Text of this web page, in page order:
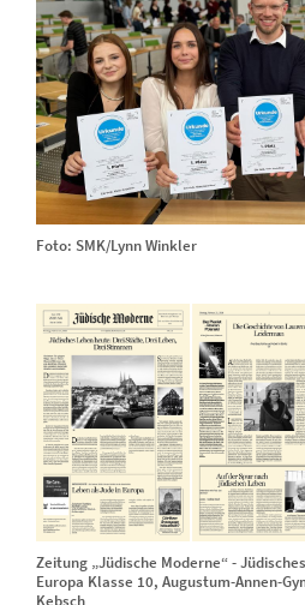
Foto: SMK/Lynn Winkler
Zeitung „Jüdische Moderne“ -
Europa Klasse 10, Augustum-Annen-
Kebsch